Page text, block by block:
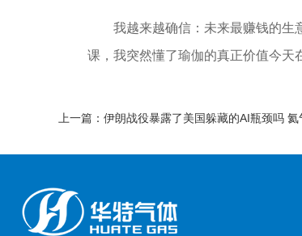
我越来越确信：未来最赚钱的生意
课，我突然懂了瑜伽的真正价值今天
上一篇：伊朗战役暴露了美国躲藏的AI瓶颈吗